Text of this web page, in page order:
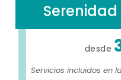
Serenidad
desde
Servicios incluidos en